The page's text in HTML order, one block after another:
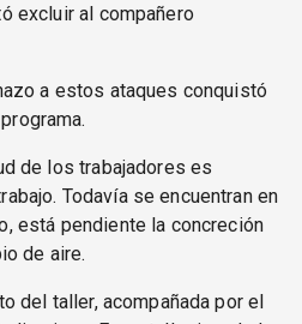
excluir al compañero
a estos ataques conquistó
de los trabajadores es
Todavía se encuentran en
está pendiente la concreción
de aire.
del taller, acompañada por el